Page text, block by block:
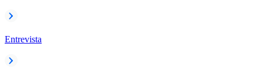
Entrevista